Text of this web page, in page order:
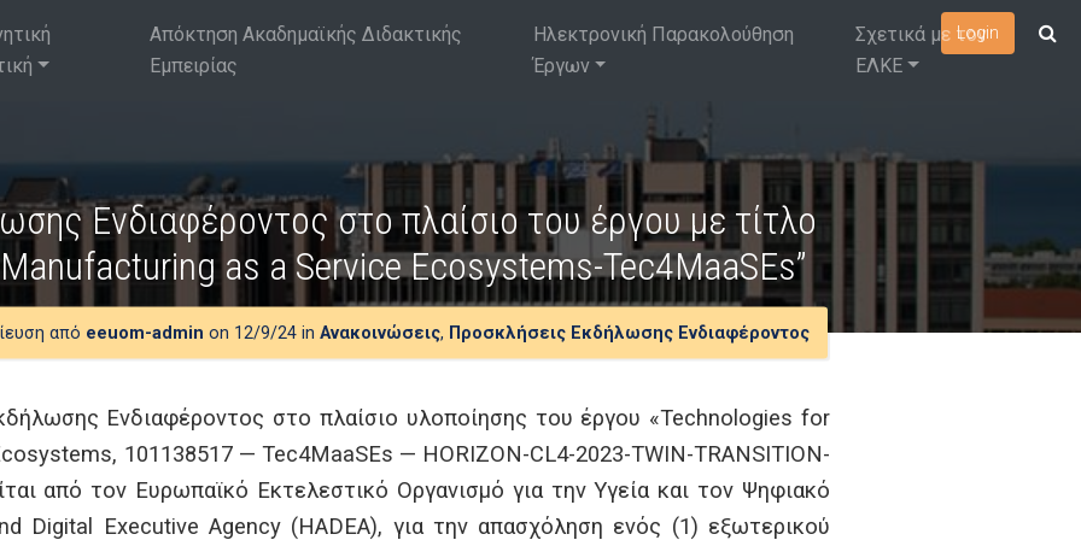
Login
Απόκτηση Ακαδημαϊκής Διδακτικής
Εμπειρίας
Ηλεκτρονική Παρακολούθηση
Έργων
Σχετικά με τον
ΕΛΚΕ
Ενδιαφέροντος στο πλαίσιο του έργου με τίτλο
as a Service Ecosystems-Tec4MaaSEs”
από eeuom-admin on 12/9/24 in Ανακοινώσεις, Προσκλήσεις Εκδήλωσης Ενδιαφέροντος
Ενδιαφέροντος στο πλαίσιο υλοποίησης του έργου «Technologies for
101138517 — Tec4MaaSEs — HORIZON-CL4-2023-TWIN-TRANSITION-
από τον Ευρωπαϊκό Εκτελεστικό Οργανισμό για την Υγεία και τον Ψηφιακό
Digital Executive Agency (HADEA), για την απασχόληση ενός (1) εξωτερικού